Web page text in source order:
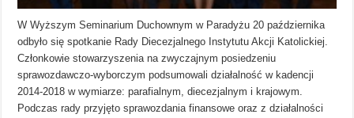
W Wyższym Seminarium Duchownym w Paradyżu 20 października
odbyło się spotkanie Rady Diecezjalnego Instytutu Akcji Katolickiej.
Członkowie stowarzyszenia na zwyczajnym posiedzeniu
sprawozdawczo-wyborczym podsumowali działalność w kadencji
2014-2018 w wymiarze: parafialnym, diecezjalnym i krajowym.
Podczas rady przyjęto sprawozdania finansowe oraz z działalności